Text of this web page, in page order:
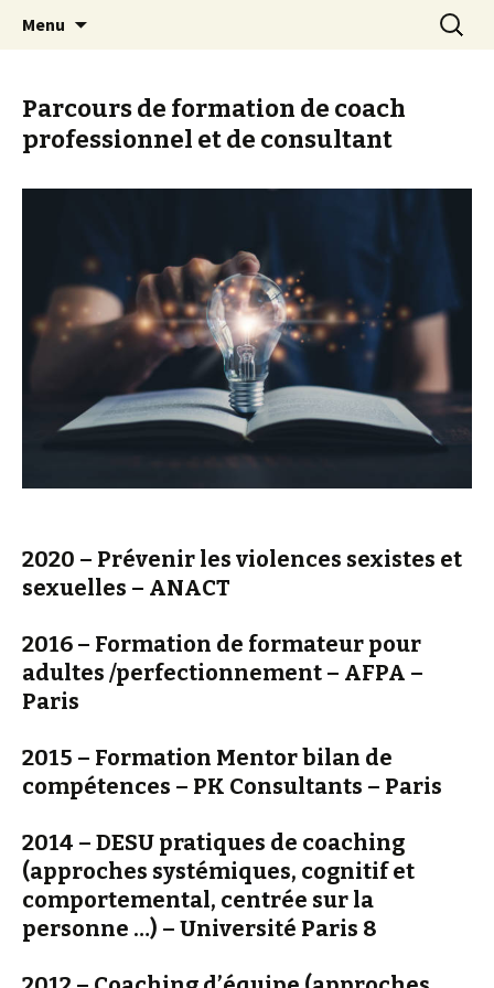
Marc Bouchet coaching et
formations professionnelles
Eclairer et faciliter les talents
Menu
principal
Parcours de formation de coach
professionnel et de consultant
2020 – Prévenir les violences sexistes et
sexuelles – ANACT
2016 – Formation de formateur pour
adultes /perfectionnement – AFPA –
Paris
2015 – Formation Mentor bilan de
compétences – PK Consultants – Paris
2014 – DESU pratiques de coaching
(approches systémiques, cognitif et
comportemental, centrée sur la
personne …) – Université Paris 8